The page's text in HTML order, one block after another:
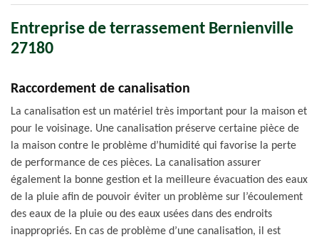
Entreprise de terrassement Bernienville
27180
Raccordement de canalisation
La canalisation est un matériel très important pour la maison et
pour le voisinage. Une canalisation préserve certaine pièce de
la maison contre le problème d’humidité qui favorise la perte
de performance de ces pièces. La canalisation assurer
également la bonne gestion et la meilleure évacuation des eaux
de la pluie afin de pouvoir éviter un problème sur l’écoulement
des eaux de la pluie ou des eaux usées dans des endroits
inappropriés. En cas de problème d’une canalisation, il est